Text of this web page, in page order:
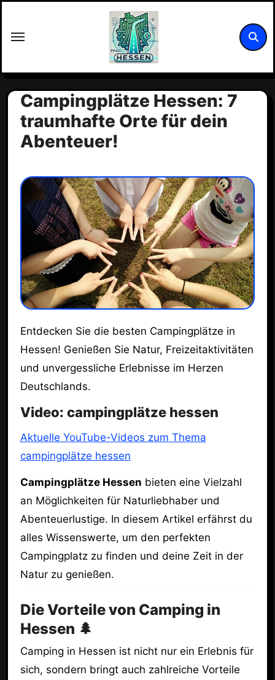
springen
Campingplätze Hessen: 7
traumhafte Orte für dein
Abenteuer!
Entdecken Sie die besten Campingplätze in
Hessen! Genießen Sie Natur, Freizeitaktivitäten
und unvergessliche Erlebnisse im Herzen
Deutschlands.
Video: campingplätze hessen
Aktuelle YouTube-Videos zum Thema
campingplätze hessen
Campingplätze Hessen bieten eine Vielzahl
an Möglichkeiten für Naturliebhaber und
Abenteuerlustige. In diesem Artikel erfährst du
alles Wissenswerte, um den perfekten
Campingplatz zu finden und deine Zeit in der
Natur zu genießen.
Die Vorteile von Camping in
Hessen 🌲
Camping in Hessen ist nicht nur ein Erlebnis für
sich, sondern bringt auch zahlreiche Vorteile